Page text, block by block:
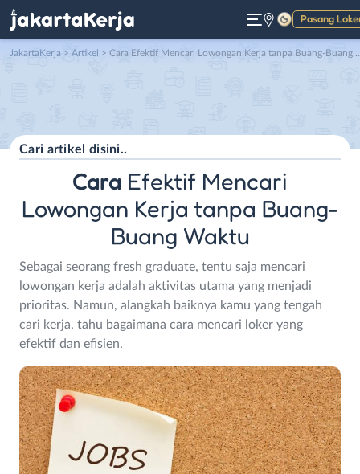
Pasang
Gelap
JakartaKerja > Artikel > Cara Efektif Mencari Lowongan Kerja tanpa Buang-Buang Waktu
Cara Efektif Mencari
Lowongan Kerja tanpa Buang-
Buang Waktu
Sebagai seorang fresh graduate, tentu saja mencari
lowongan kerja adalah aktivitas utama yang menjadi
prioritas. Namun, alangkah baiknya kamu yang tengah
cari kerja, tahu bagaimana cara mencari loker yang
efektif dan efisien.